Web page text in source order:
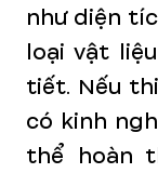
như diện
loại vật
tiết. Nếu
có kinh
thể hoàn